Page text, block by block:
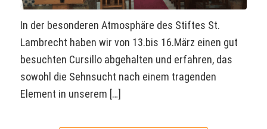
In der besonderen Atmosphäre des Stiftes St.
Lambrecht haben wir von 13.bis 16.März einen gut
besuchten Cursillo abgehalten und erfahren, das
sowohl die Sehnsucht nach einem tragenden
Element in unserem […]